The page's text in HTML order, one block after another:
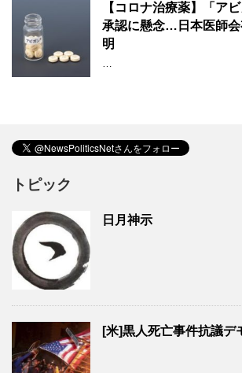
【コロナ治療薬】「ア
承認に懸念…日本医師
明
…
トピック
日月神示
[米]黒人死亡事件抗議デ